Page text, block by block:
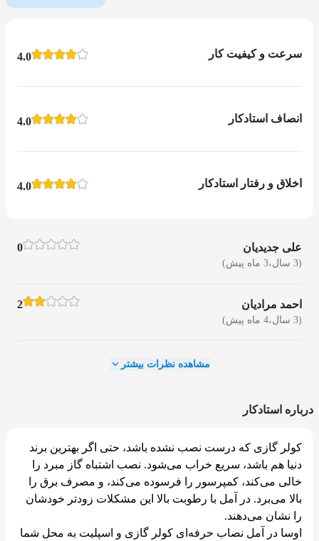
سرعت و کیفیت کار 4.0
انصاف استادکار 4.0
اخلاق و رفتار استادکار 4.0
علی جدیدیان
(3 سال،3 ماه پیش)
0
احمد مرادیان
(3 سال،4 ماه پیش)
2
مشاهده نظرات بیشتر
درباره استادکار
کولر گازی که درست نصب نشده باشد، حتی اگر بهترین برند
دنیا هم باشد، سریع خراب می‌شود. نصب اشتباه گاز مبرد را
خالی می‌کند، کمپرسور را فرسوده می‌کند، و مصرف برق را
بالا می‌برد. در آمل با رطوبت بالا این مشکلات زودتر خودشان
را نشان می‌دهند.
اوسا در آمل نصاب حرفه‌ای کولر گازی و اسپلیت به محل شما